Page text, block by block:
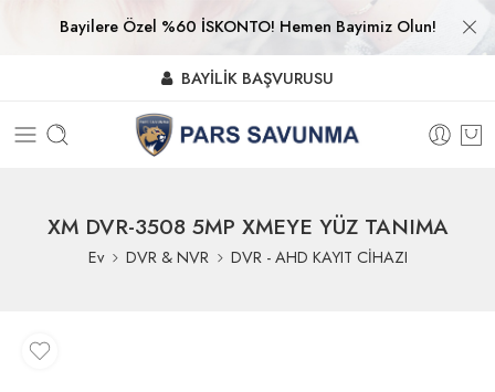
Bayilere Özel %60 İSKONTO! Hemen Bayimiz Olun!
BAYİLİK BAŞVURUSU
XM DVR-3508 5MP XMEYE YÜZ TANIMA
Ev DVR & NVR DVR - AHD KAYIT CİHAZI